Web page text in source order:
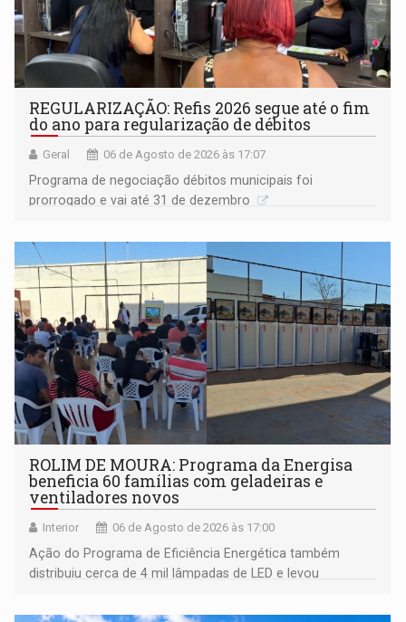
REGULARIZAÇÃO: Refis 2026 segue até o fim
do ano para regularização de débitos
Geral 06 de Agosto de 2026 às 17:07
Programa de negociação débitos municipais foi
prorrogado e vai até 31 de dezembro
ROLIM DE MOURA: Programa da Energisa
beneficia 60 famílias com geladeiras e
ventiladores novos
Interior 06 de Agosto de 2026 às 17:00
Ação do Programa de Eficiência Energética também
distribuiu cerca de 4 mil lâmpadas de LED e levou
comunidade